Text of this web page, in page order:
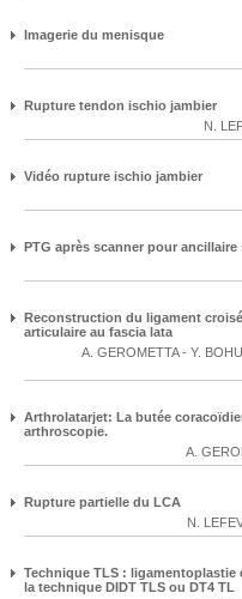
Imagerie du menisque
Rupture tendon ischio jambier
N.
Vidéo rupture ischio jambier
PTG après scanner pour
Reconstruction du ligament
articulaire au fascia lata
A. GEROMETTA- Y. BOHU
Arthrolatarjet: La butée
arthroscopie.
A.
Rupture partielle du LCA
N.
Technique TLS :
la technique DIDT TLS ou DT4 TL